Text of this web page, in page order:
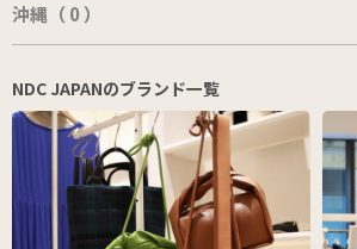
沖縄（ 0 ）
NDC JAPANのブランド一覧